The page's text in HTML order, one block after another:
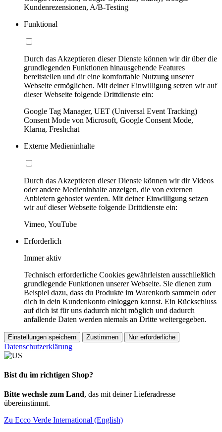
Kundenrezensionen, A/B-Testing
Funktional
Durch das Akzeptieren dieser Dienste können wir dir über die
grundlegenden Funktionen hinausgehende Features
bereitstellen und dir eine komfortable Nutzung unserer
Webseite ermöglichen. Mit deiner Einwilligung setzen wir auf
dieser Webseite folgende Drittdienste ein:
Google Tag Manager, UET (Universal Event Tracking)
Consent Mode von Microsoft, Google Consent Mode,
Klarna, Freshchat
Externe Medieninhalte
Durch das Akzeptieren dieser Dienste können wir dir Videos
oder andere Medieninhalte anzeigen, die von externen
Anbietern gehostet werden. Mit deiner Einwilligung setzen
wir auf dieser Webseite folgende Drittdienste ein:
Vimeo, YouTube
Erforderlich
Immer aktiv
Technisch erforderliche Cookies gewährleisten ausschließlich
grundlegende Funktionen unserer Webseite. Sie dienen zum
Beispiel dazu, dass du Produkte im Warenkorb sammeln oder
dich in dein Kundenkonto einloggen kannst. Ein Rückschluss
auf dich ist für uns dadurch nicht möglich und dadurch
anfallende Daten werden niemals an Dritte weitergegeben.
Einstellungen speichern Zustimmen Nur erforderliche
Datenschutzerklärung
Bist du im richtigen Shop?
Bitte wechsle zum Land, das mit deiner Lieferadresse
übereinstimmt.
Zu Ecco Verde International (English)